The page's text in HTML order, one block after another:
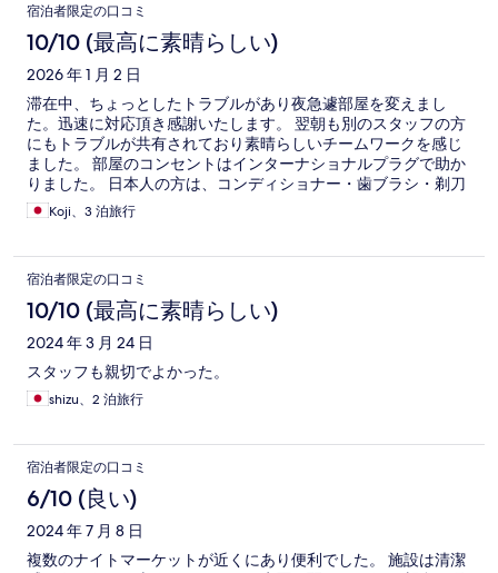
宿泊者限定の口コミ
10/10 (最高に素晴らしい)
2026 年 1 月 2 日
滞在中、ちょっとしたトラブルがあり夜急遽部屋を変えまし
た。迅速に対応頂き感謝いたします。 翌朝も別のスタッフの方
にもトラブルが共有されており素晴らしいチームワークを感じ
ました。 部屋のコンセントはインターナショナルプラグで助か
りました。 日本人の方は、コンディショナー・歯ブラシ・剃刀
はないので注意ください。 シャンプー・ボディソ・石鹸・シャ
ワーキャップ・綿棒はあります。 コンビニも近くにあり便利
Koji、3 泊旅行
宿泊者限定の口コミ
10/10 (最高に素晴らしい)
2024 年 3 月 24 日
スタッフも親切でよかった。
shizu、2 泊旅行
宿泊者限定の口コミ
6/10 (良い)
2024 年 7 月 8 日
複数のナイトマーケットが近くにあり便利でした。 施設は清潔